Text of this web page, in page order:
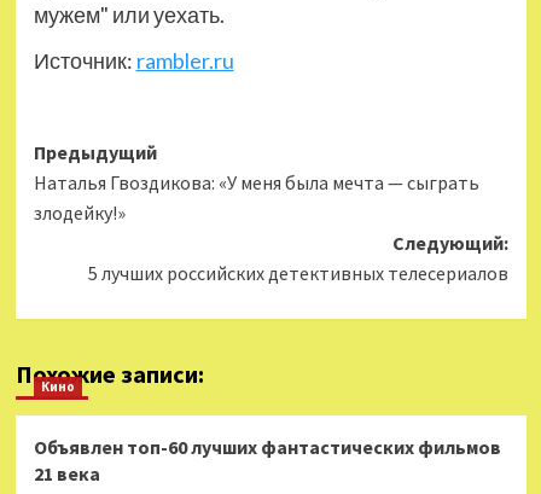
мужем" или уехать.
Источник: rambler.ru
Навигация
записи
Предыдущий
Наталья Гвоздикова: «У меня была мечта — сыграть
злодейку!»
Следующий:
5 лучших российских детективных телесериалов
Похожие записи:
Кино
Объявлен топ-60 лучших фантастических фильмов
21 века